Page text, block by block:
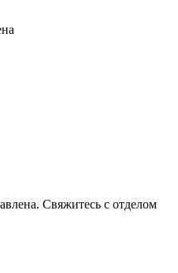
Свяжитесь с отделом